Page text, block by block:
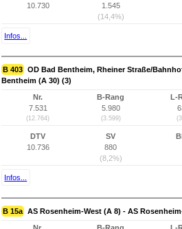
10.730
1.545
(14,4%)
Infos...
B 403 OD Bad Bentheim, Rheiner Straße/
Bentheim (A 30) (3)
Nr.
7.531
(12.764)
B-Rang
5.980
(3.599)
L-
DTV
10.736
SV
880
(8,2%)
Infos...
B 15a AS Rosenheim-West (A 8) - AS